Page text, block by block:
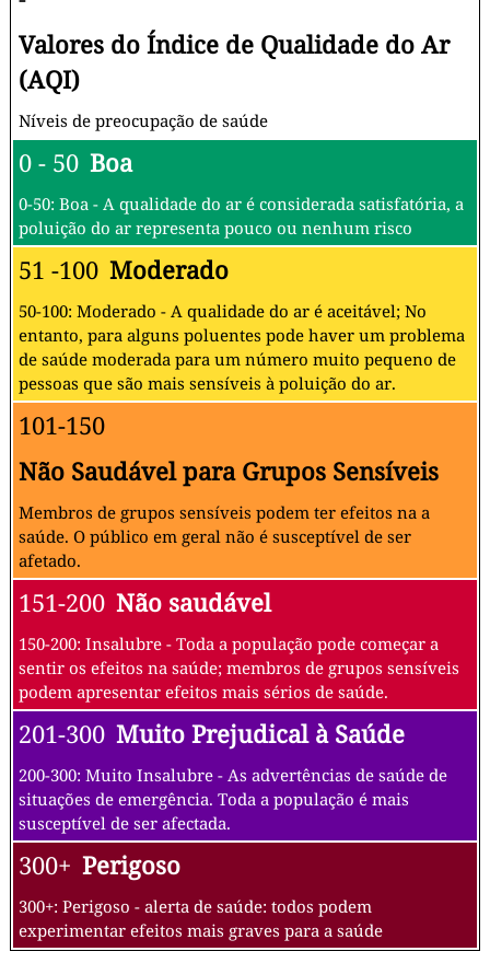
Valores do Índice de Qualidade do Ar
(AQI)
Níveis de preocupação de saúde
0 - 50 Boa
0-50: Boa - A qualidade do ar é considerada satisfatória, a
poluição do ar representa pouco ou nenhum risco
51 -100 Moderado
50-100: Moderado - A qualidade do ar é aceitável; No
entanto, para alguns poluentes pode haver um problema
de saúde moderada para um número muito pequeno de
pessoas que são mais sensíveis à poluição do ar.
101-150
Não Saudável para Grupos Sensíveis
Membros de grupos sensíveis podem ter efeitos na a
saúde. O público em geral não é susceptível de ser
afetado.
151-200 Não saudável
150-200: Insalubre - Toda a população pode começar a
sentir os efeitos na saúde; membros de grupos sensíveis
podem apresentar efeitos mais sérios de saúde.
201-300 Muito Prejudical à Saúde
200-300: Muito Insalubre - As advertências de saúde de
situações de emergência. Toda a população é mais
susceptível de ser afectada.
300+ Perigoso
300+: Perigoso - alerta de saúde: todos podem
experimentar efeitos mais graves para a saúde